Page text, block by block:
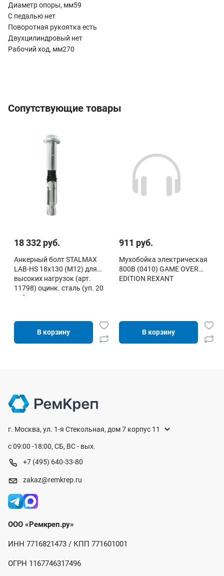
Диаметр опоры, мм59
С педалью нет
Поворотная рукоятка есть
Двухцилиндровый нет
Рабочий ход, мм270
Сопутствующие товары
18 332 руб.
Анкерный болт STALMAX
LAB-HS 18х130 (М12) для
высоких нагрузок (арт.
11798) оцинк. сталь (уп. 20
шт)
В корзину
911 руб.
Мухобойка электрическая
800В (0410) GAME OVER
EDITION REXANT
В корзину
г. Москва, ул. 1-я Стекольная, дом 7 корпус 11
с 09:00 -18:00, СБ, ВС - вых.
+7 (495) 640-33-80
zakaz@remkrep.ru
ООО «Ремкреп.ру»
ИНН 7716821473 / КПП 771601001
ОГРН 1167746317496